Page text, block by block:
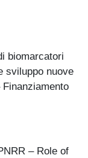
biomarcatori
sviluppo nuove
– Role of